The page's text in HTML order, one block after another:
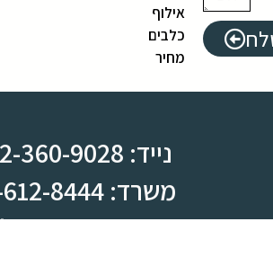
אילוף
כלבים
מחיר
נייד: 052-360-9028
משרד: 03-612-8444
צומת ראש העין,